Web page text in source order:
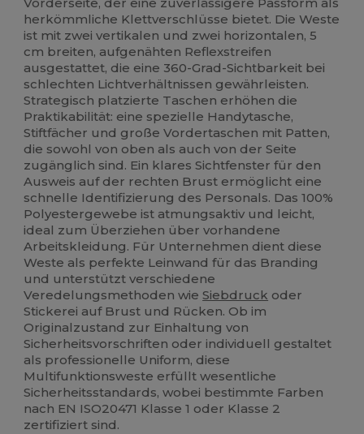
herkömmliche Klettverschlüsse bietet. Die Weste
ist mit zwei vertikalen und zwei horizontalen, 5
cm breiten, aufgenähten Reflexstreifen
ausgestattet, die eine 360-Grad-Sichtbarkeit bei
schlechten Lichtverhältnissen gewährleisten.
Strategisch platzierte Taschen erhöhen die
Praktikabilität: eine spezielle Handytasche,
Stiftfächer und große Vordertaschen mit Patten,
die sowohl von oben als auch von der Seite
zugänglich sind. Ein klares Sichtfenster für den
Ausweis auf der rechten Brust ermöglicht eine
schnelle Identifizierung des Personals. Das 100%
Polyestergewebe ist atmungsaktiv und leicht,
ideal zum Überziehen über vorhandene
Arbeitskleidung. Für Unternehmen dient diese
Weste als perfekte Leinwand für das Branding
und unterstützt verschiedene
Veredelungsmethoden wieSiebdruck oder
Stickerei auf Brust und Rücken. Ob im
Originalzustand zur Einhaltung von
Sicherheitsvorschriften oder individuell gestaltet
als professionelle Uniform, diese
Multifunktionsweste erfüllt wesentliche
Sicherheitsstandards, wobei bestimmte Farben
nach EN ISO20471 Klasse 1 oder Klasse 2
zertifiziert sind.